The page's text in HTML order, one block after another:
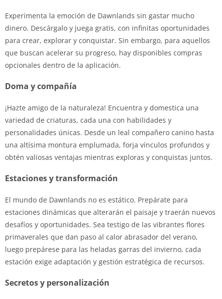
Experimenta la emoción de Dawnlands sin gastar mucho
dinero. Descárgalo y juega gratis, con infinitas oportunidades
para crear, explorar y conquistar. Sin embargo, para aquellos
que buscan acelerar su progreso, hay disponibles compras
opcionales dentro de la aplicación.
Doma y compañía
¡Hazte amigo de la naturaleza! Encuentra y domestica una
variedad de criaturas, cada una con habilidades y
personalidades únicas. Desde un leal compañero canino hasta
una altísima montura emplumada, forja vínculos profundos y
obtén valiosas ventajas mientras exploras y conquistas juntos.
Estaciones y transformación
El mundo de Dawnlands no es estático. Prepárate para
estaciones dinámicas que alterarán el paisaje y traerán nuevos
desafíos y oportunidades. Sea testigo de las vibrantes flores
primaverales que dan paso al calor abrasador del verano,
luego prepárese para las heladas garras del invierno, cada
estación exige adaptación y gestión estratégica de recursos.
Secretos y personalización